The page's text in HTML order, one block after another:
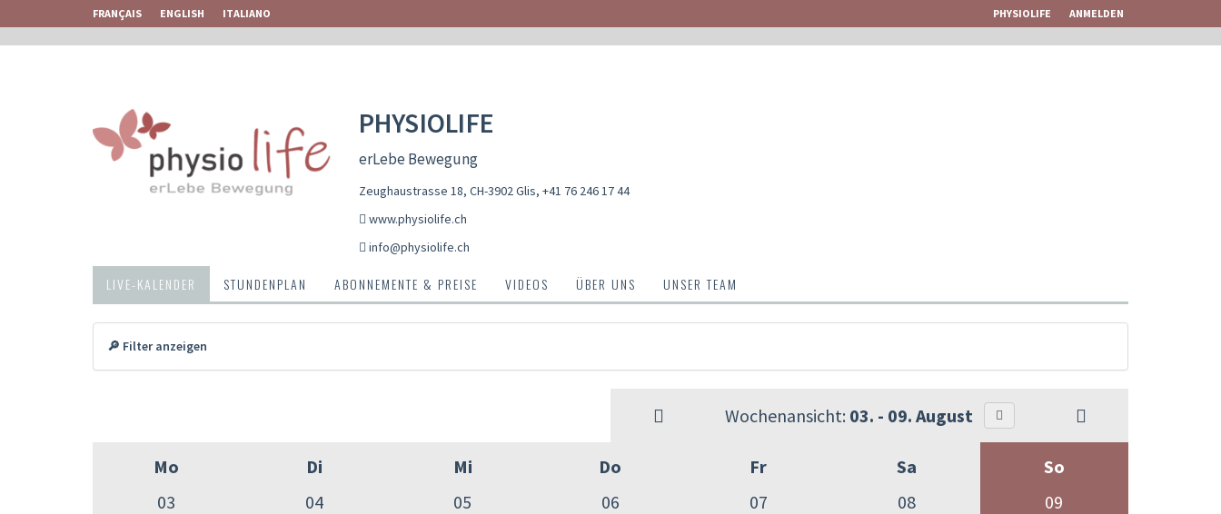
FRANÇAIS ENGLISH ITALIANO PHYSIOLIFE ANMELDEN
PHYSIOLIFE
erLebe Bewegung
Zeughaustrasse 18, CH-3902 Glis, +41 76 246 17 44
www.physiolife.ch
info@physiolife.ch
LIVE-KALENDER STUNDENPLAN ABONNEMENTE & PREISE VIDEOS ÜBER UNS UNSER TEAM
🔎 Filter anzeigen
Wochenansicht: 03. - 09. August
Mo
03
Di
04
Mi
05
Do
06
Fr
07
Sa
08
So
09